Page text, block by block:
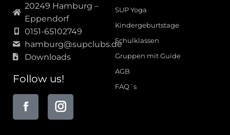
20249 Hamburg –
Eppendorf
0151-65102749
hamburg@supclubs.de
Downloads
Follow us!
SUP Yoga
Kindergeburtstage
Schulklassen
Gruppen mit Guide
AGB
FAQ´s